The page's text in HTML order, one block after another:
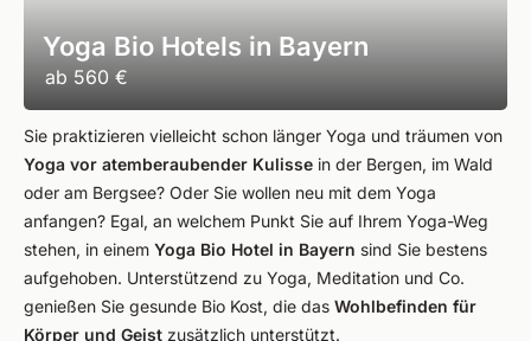
Yoga Bio Hotels in Bayern
ab 560 €
Sie praktizieren vielleicht schon länger Yoga und träumen von
Yoga vor atemberaubender Kulisse in der Bergen, im Wald
oder am Bergsee? Oder Sie wollen neu mit dem Yoga
anfangen? Egal, an welchem Punkt Sie auf Ihrem Yoga-Weg
stehen, in einem Yoga Bio Hotel in Bayern sind Sie bestens
aufgehoben. Unterstützend zu Yoga, Meditation und Co.
genießen Sie gesunde Bio Kost, die das Wohlbefinden für
Körper und Geist zusätzlich unterstützt.